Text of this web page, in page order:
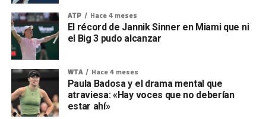
ATP Hace 4 meses
El récord de Jannik Sinner en Miami que ni
el Big 3 pudo alcanzar
WTA Hace 4 meses
Paula Badosa y el drama mental que
atraviesa: «Hay voces que no deberían
estar ahí»